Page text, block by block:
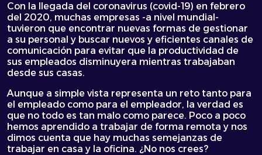
Con la llegada del coronavirus (covid-19) en febrero
del 2020, muchas empresas -a nivel mundial-
tuvieron que encontrar nuevas formas de gestionar
a su personal y buscar nuevos y eficientes canales de
comunicación para evitar que la productividad de
sus empleados disminuyera mientras trabajaban
desde sus casas.
Aunque a simple vista representa un reto tanto para
el empleado como para el empleador, la verdad es
que no todo es tan malo como parece. Poco a poco
hemos aprendido a trabajar de forma remota y nos
dimos cuenta que hay muchas semejanzas de
trabajar en casa y la oficina. ¿No nos crees?